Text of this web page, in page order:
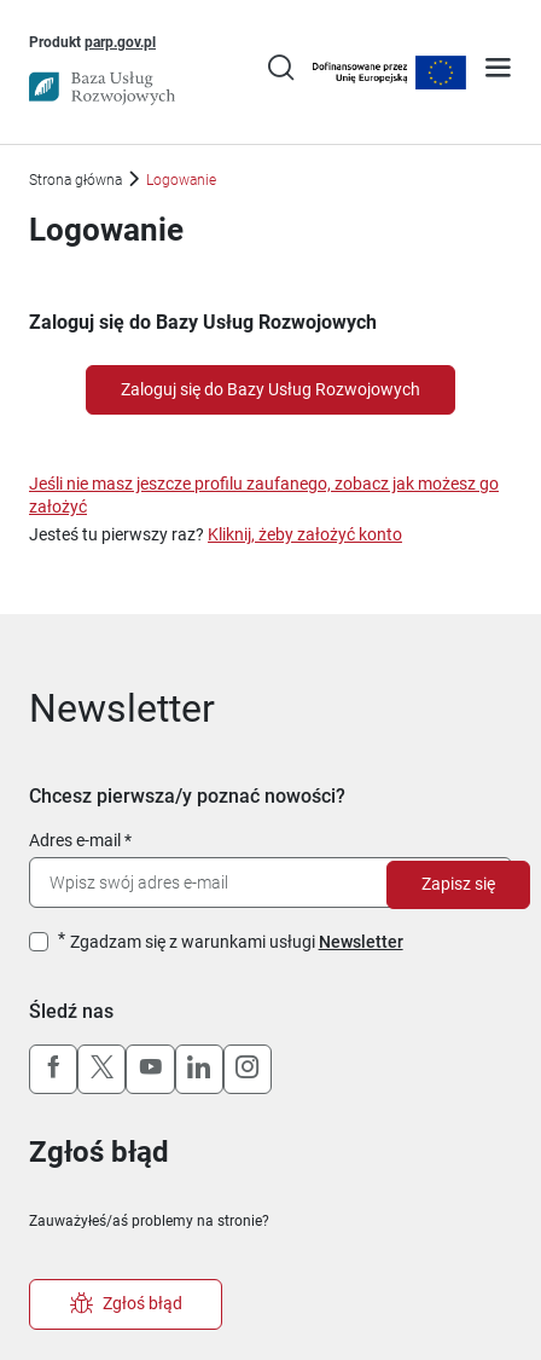
Produkt parp.gov.plUwaga, link otworzy się w nowym oknie
Strona główna Logowanie
Logowanie
Zaloguj się do Bazy Usług Rozwojowych
Zaloguj się do Bazy Usług Rozwojowych
Jeśli nie masz jeszcze profilu zaufanego, zobacz jak możesz go
założyć
Jesteś tu pierwszy raz? Kliknij, żeby założyć konto
Newsletter
Chcesz pierwsza/y poznać nowości?
Adres e-mail
Zgadzam się z warunkami usługi Newsletter
Zapisz się
Śledź nas
Uwaga, link otworzy się w nowym oknie
Uwaga, link otworzy się w nowym oknie
Uwaga, link otworzy się w nowym
Uwaga, link otworzy się w
Uwaga, link otworzy się w
Zgłoś błąd
Zauważyłeś/aś problemy na stronie?
Zgłoś błąd